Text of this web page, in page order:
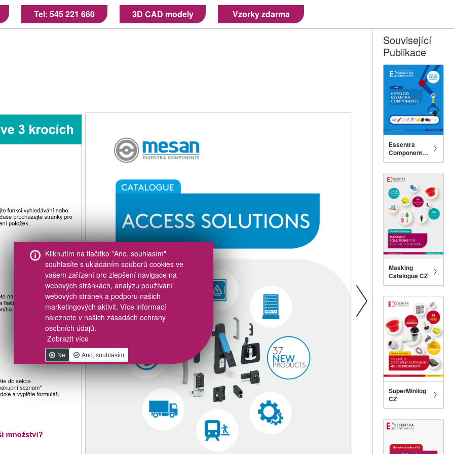
Tel: 545 221 660 3D CAD modely Vzorky zdarma
Kliknutím na tlačítko "Ano, souhlasím"
souhlasíte s ukládáním souborů cookies ve
vašem zařízení pro zlepšení navigace na
webových stránkách, analýzu používání
webových stránek a podporu našich
marketingových aktivit. Více informací
naleznete v našich zásadách ochrany
osobních údajů.
Zobrazit více
Ne Ano, souhlasím
Související
Publikace
Essentra
Components
Catalogue CZ
Masking
Catalogue CZ
SuperMinilog
CZ